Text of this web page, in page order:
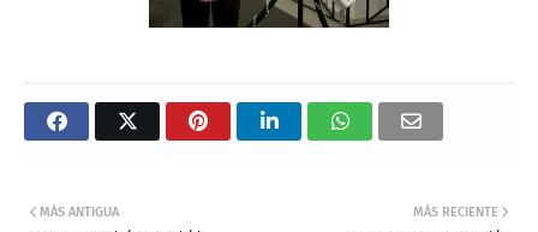
MÁS RECIENTE
MÁS ANTIGUA